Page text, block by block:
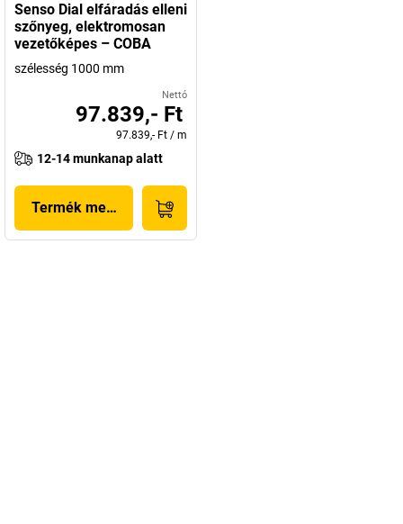
Senso Dial elfáradás elleni
szőnyeg, elektromosan
vezetőképes – COBA
szélesség 1000 mm
Nettó
97.839,- Ft
97.839,- Ft / m
12-14 munkanap alatt
Termék megjelenítése